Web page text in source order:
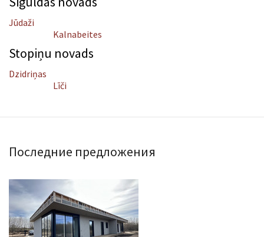
Jūdaži
Kalnabeites
Stopiņu novads
Dzidriņas
Līči
Последние предложения